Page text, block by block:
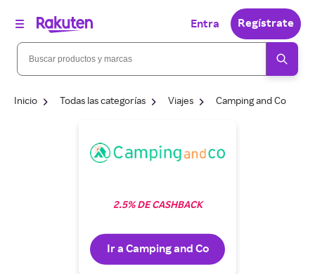
Entra Regístrate
Inicio Todas las categorías Viajes Camping and Co
2.5% DE CASHBACK
Ir a Camping and Co